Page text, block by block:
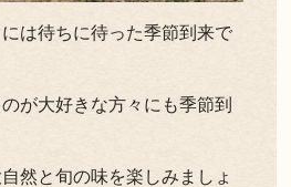
は待ちに待った季節到来で
が大好きな方々にも季節到
然と旬の味を楽しみましょ